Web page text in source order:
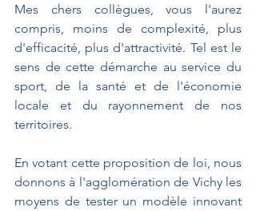
Mes chers collègues, vous l'aurez
compris, moins de complexité, plus
d'efficacité, plus d'attractivité. Tel est le
sens de cette démarche au service du
sport, de la santé et de l'économie
locale et du rayonnement de nos
territoires.
En votant cette proposition de loi, nous
donnons à l'agglomération de Vichy les
moyens de tester un modèle innovant